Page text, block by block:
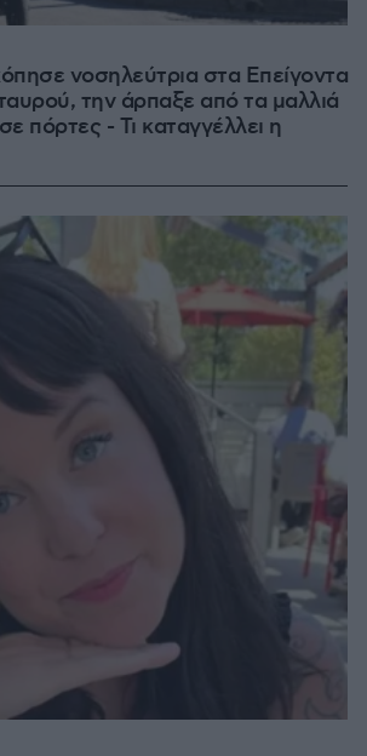
νοσηλεύτρια στα Επείγοντα
την άρπαξε από τα μαλλιά
πόρτες - Τι καταγγέλλει η